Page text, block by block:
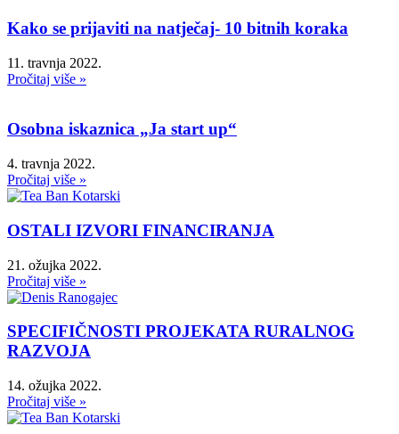
Kako se prijaviti na natječaj- 10 bitnih koraka
11. travnja 2022.
Pročitaj više »
Osobna iskaznica „Ja start up“
4. travnja 2022.
Pročitaj više »
OSTALI IZVORI FINANCIRANJA
21. ožujka 2022.
Pročitaj više »
SPECIFIČNOSTI PROJEKATA RURALNOG
RAZVOJA
14. ožujka 2022.
Pročitaj više »